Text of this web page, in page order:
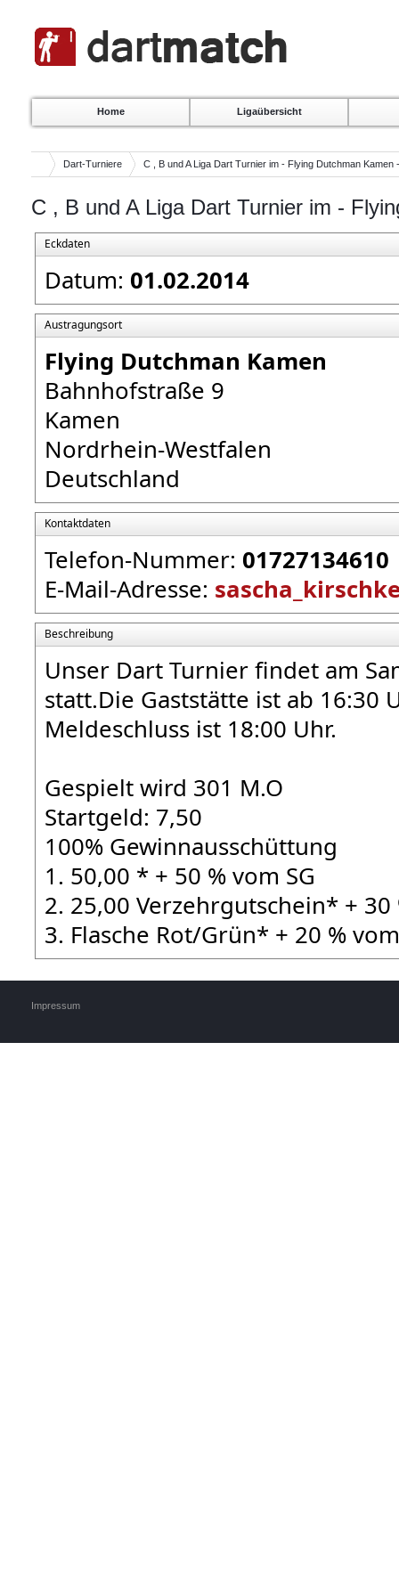
Home Ligaübersicht
Dart-Turniere C , B und A Liga Dart Turnier im - Flying Dutchman Kamen -
C , B und A Liga Dart Turnier im -
Eckdaten
Datum: 01.02.2014
Austragungsort
Flying Dutchman Kamen
Bahnhofstraße 9
Kamen
Nordrhein-Westfalen
Deutschland
Kontaktdaten
Telefon-Nummer: 01727134610
E-Mail-Adresse:
Beschreibung
Unser Dart Turnier findet am
statt.Die Gaststätte ist ab 16:30
Meldeschluss ist 18:00 Uhr.
Gespielt wird 301 M.O
Startgeld: 7,50 
100% Gewinnausschüttung
1. 50,00 * + 50 % vom SG
2. 25,00 Verzehrgutschein* + 30
3. Flasche Rot/Grün* + 20 %
Impressum